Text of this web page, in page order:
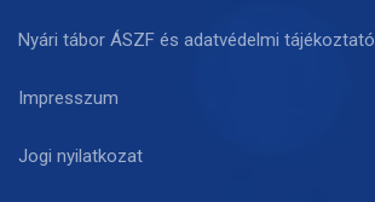
Nyári tábor ÁSZF és adatvédelmi tájékoztató
Impresszum
Jogi nyilatkozat